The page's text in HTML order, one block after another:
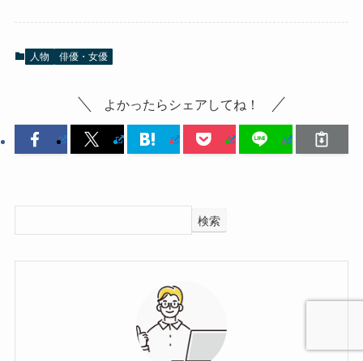
人物 俳優・女優
よかったらシェアしてね！
検索